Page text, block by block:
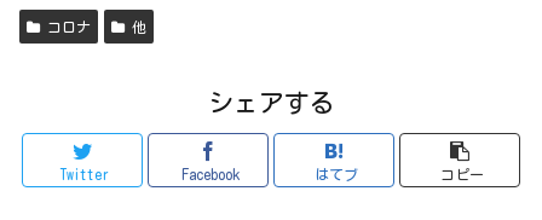
コロナ 他
シェアする
Twitter Facebook はてブ コピー